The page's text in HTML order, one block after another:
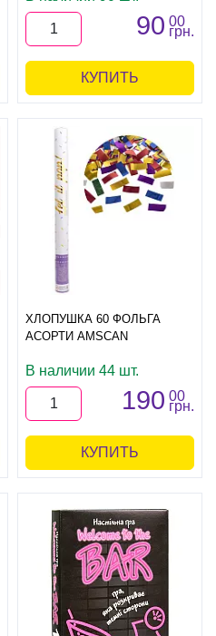
90 00
грн.
КУПИТЬ
ХЛОПУШКА 60 ФОЛЬГА
АСОРТИ AMSCAN
В наличии 44 шт.
190 00
грн.
КУПИТЬ